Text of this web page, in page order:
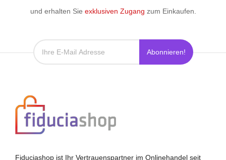
und erhalten Sie exklusiven Zugang zum Einkaufen.
Abonnieren!
Fiduciashop ist Ihr Vertrauenspartner im Onlinehandel seit